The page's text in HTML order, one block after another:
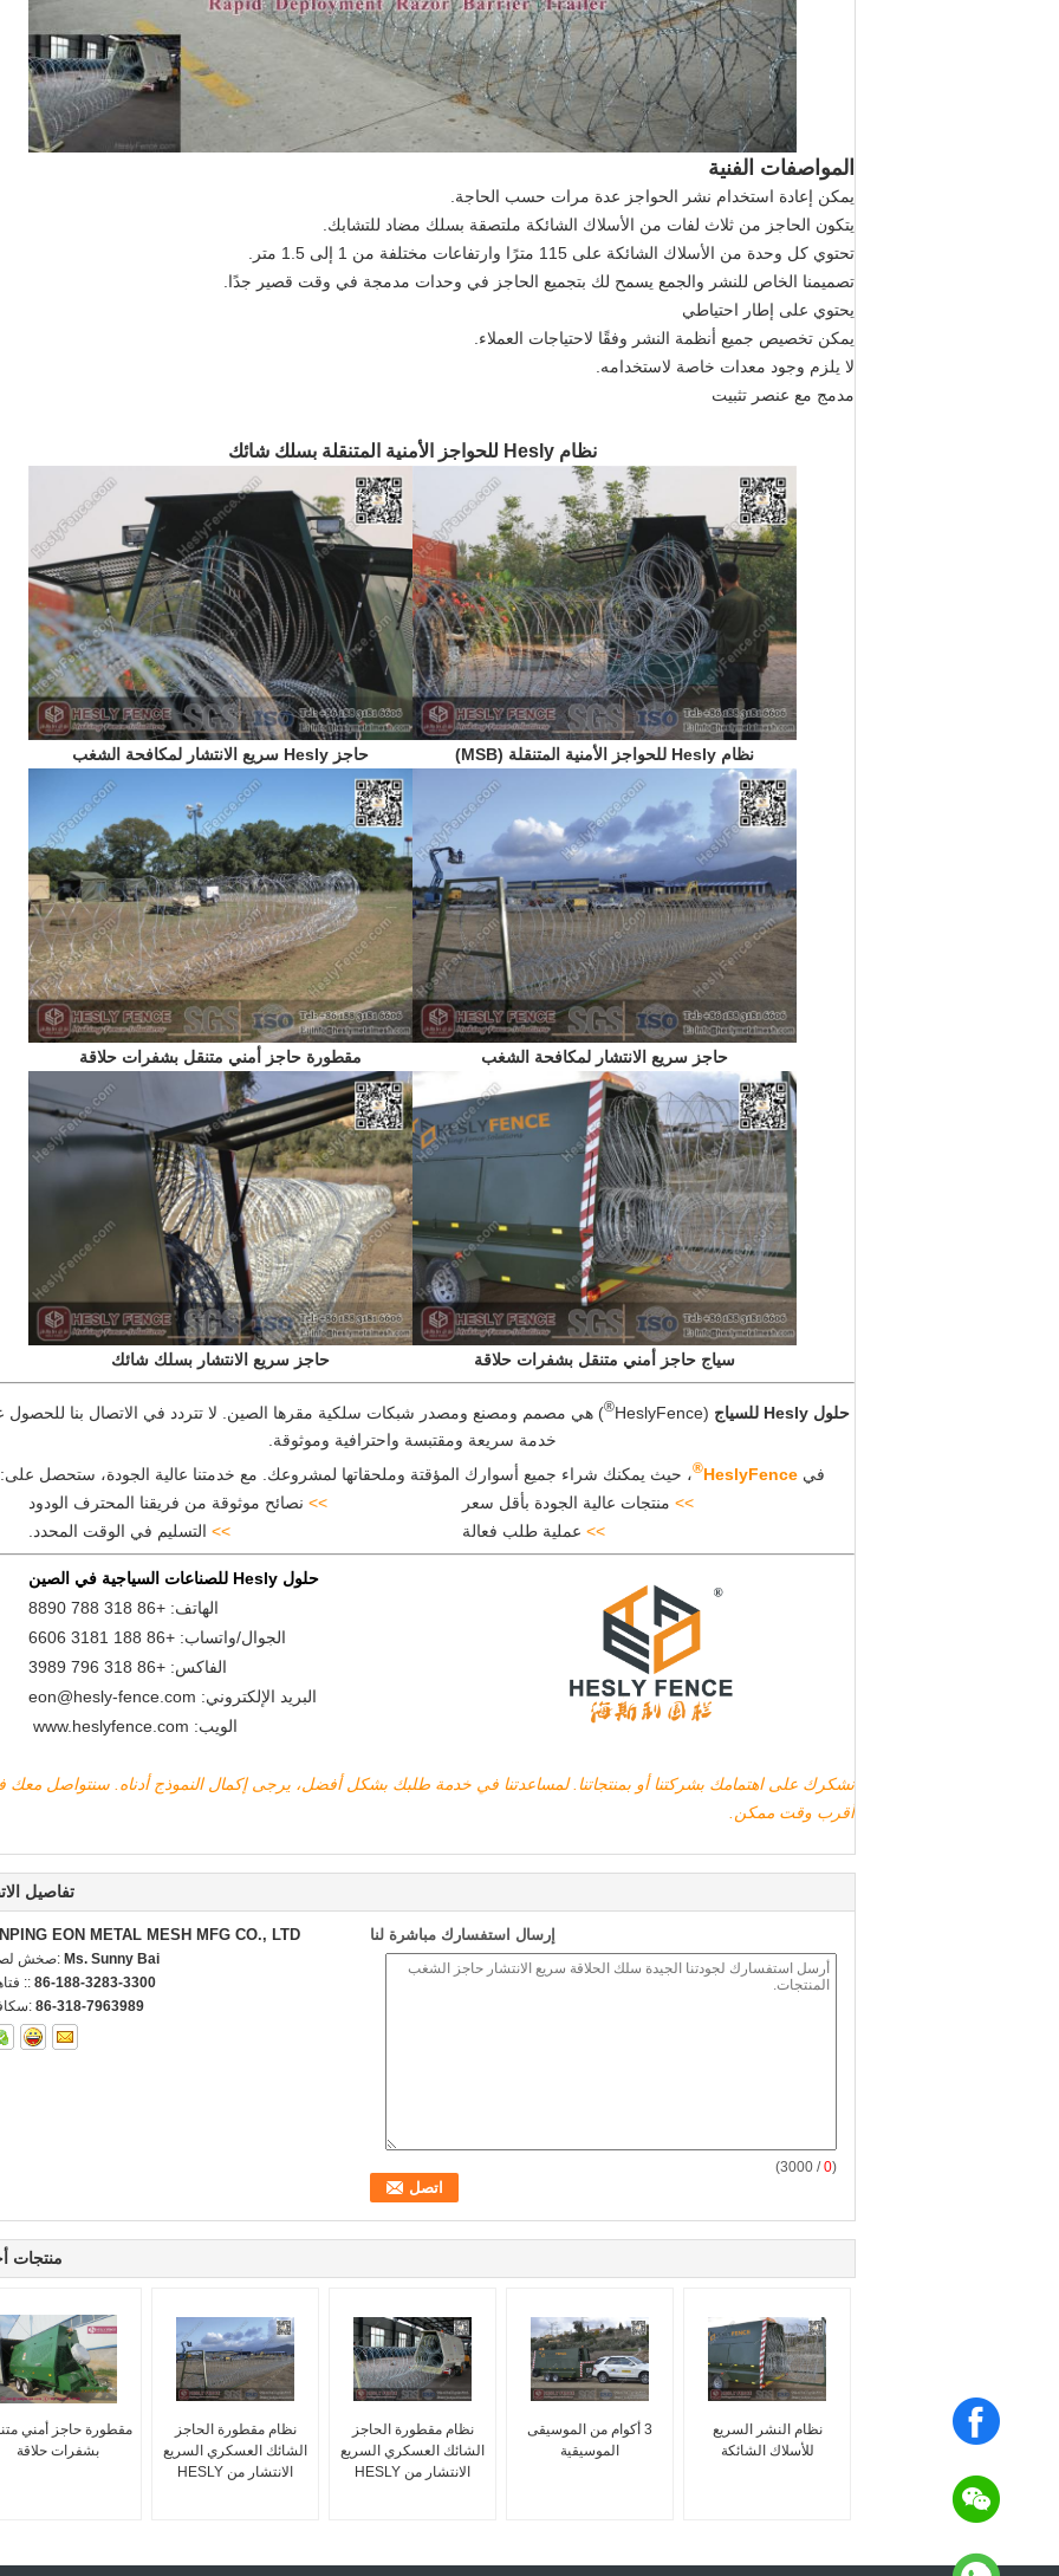
المواصفات الفنية
يمكن إعادة استخدام نشر الحواجز عدة مرات حسب الحاجة.
يتكون الحاجز من ثلاث لفات من الأسلاك الشائكة ملتصقة بسلك مضاد للتشابك.
تحتوي كل وحدة من الأسلاك الشائكة على 115 مترًا وارتفاعات مختلفة من 1 إلى 1.5 متر.
تصميمنا الخاص للنشر والجمع يسمح لك بتجميع الحاجز في وحدات مدمجة في وقت قصير جدًا.
يحتوي على إطار احتياطي
يمكن تخصيص جميع أنظمة النشر وفقًا لاحتياجات العملاء.
لا يلزم وجود معدات خاصة لاستخدامه.
مدمج مع عنصر تثبيت
نظام Hesly للحواجز الأمنية المتنقلة بسلك شائك
نظام Hesly للحواجز الأمنية المتنقلة (MSB) حاجز Hesly سريع الانتشار لمكافحة الشغب
حاجز سريع الانتشار لمكافحة الشغب مقطورة حاجز أمني متنقل بشفرات حلاقة
سياج حاجز أمني متنقل بشفرات حلاقة حاجز سريع الانتشار بسلك شائك
حلول Hesly للسياج (HeslyFence
®) هي مصمم ومصنع ومصدر شبكات سلكية مقرها الصين. لا تتردد في الاتصال بنا للحصول
خدمة سريعة ومقتبسة واحترافية وموثوقة.
في HeslyFence
®، حيث يمكنك شراء جميع أسوارك المؤقتة وملحقاتها لمشروعك. مع خدمتنا عالية الجودة، ستحصل على:
>> منتجات عالية الجودة بأقل سعر
>> عملية طلب فعالة
>> نصائح موثوقة من فريقنا المحترف الودود
>> التسليم في الوقت المحدد.​
حلول Hesly للصناعات السياجية في الصين
الهاتف: +86 318 788 8890
الجوال/واتساب: +86 188 3181 6606
الفاكس: +86 318 796 3989
البريد الإلكتروني: eon@hesly-fence.com
الويب: www.heslyfence.com
نشكرك على اهتمامك بشركتنا أو بمنتجاتنا. لمساعدتنا في خدمة طلبك بشكل أفضل، يرجى إكمال النموذج أدناه. سنتواصل معك
أقرب وقت ممكن.
تفاصيل
EON METAL MESH MFG CO., LTD
اتصل Ms. Sunny Bai
86-188-3283-3300
86-318-7963989
إرسال استفسارك مباشرة لنا
(
0
/ 3000)
منتجات
مقطورة حاجز أمني
بشفرات حلاقة
نظام مقطورة الحاجز
الشائك العسكري السريع
الانتشار من HESLY
نظام مقطورة الحاجز
الشائك العسكري السريع
الانتشار من HESLY
3 أكوام من الموسيقى
الموسيقية
نظام النشر السريع
للأسلاك الشائكة